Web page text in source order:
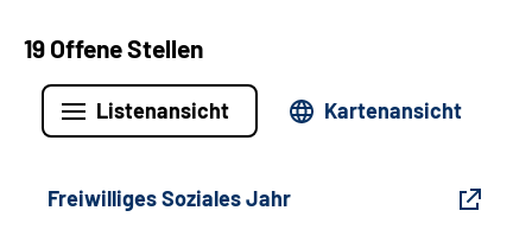
19 Offene Stellen
Listenansicht Kartenansicht
Freiwilliges Soziales Jahr